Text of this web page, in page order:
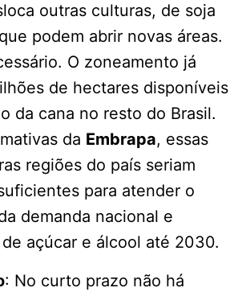
outras culturas, de soja
podem abrir novas áreas.
O zoneamento já
de hectares disponíveis
da cana no resto do Brasil.
da Embrapa, essas
regiões do país seriam
para atender o
demanda nacional e
açúcar e álcool até 2030.
: No curto prazo não há